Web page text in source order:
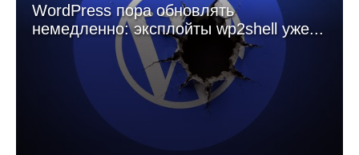
WordPress пора обновлять
немедленно: эксплойты wp2shell уже...